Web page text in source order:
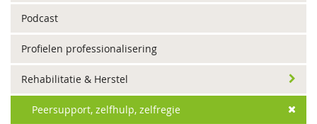
Podcast
Profielen professionalisering
Rehabilitatie & Herstel
Peersupport, zelfhulp, zelfregie